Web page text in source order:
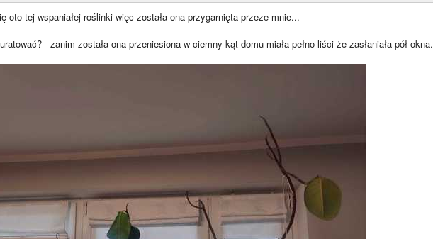
oto tej wspaniałej roślinki więc została ona przygarnięta przeze mnie...
- zanim została ona przeniesiona w ciemny kąt domu miała pełno liści że zasłaniała pół okna.